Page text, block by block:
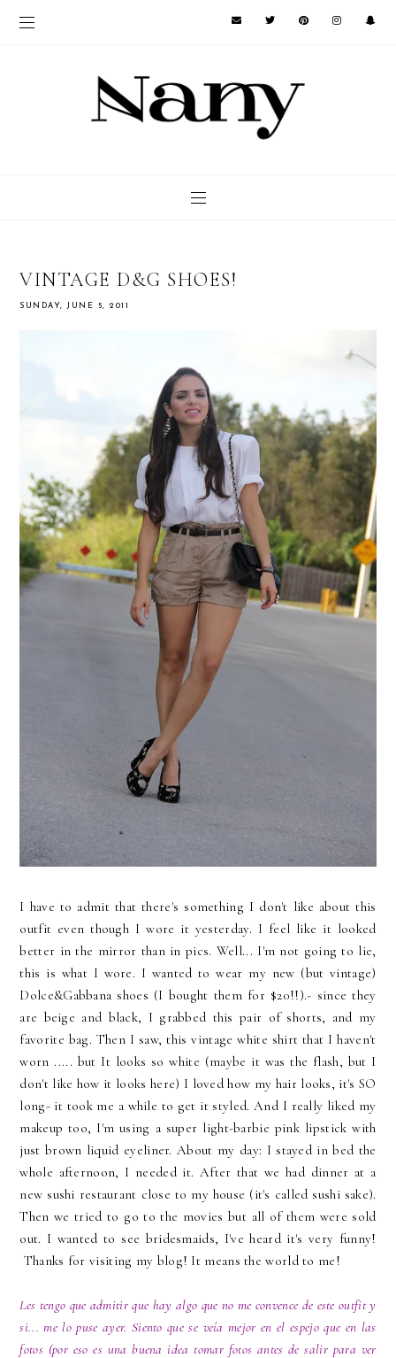
VINTAGE D&G SHOES!
SUNDAY, JUNE 5, 2011
I have to admit that there's something I don't like about this
outfit even though I wore it yesterday. I feel like it looked
better in the mirror than in pics. Well... I'm not going to lie,
this is what I wore. I wanted to wear my new (but vintage)
Dolce&Gabbana shoes (I bought them for $20!!).- since they
are beige and black, I grabbed this pair of shorts, and my
favorite bag. Then I saw, this vintage white shirt that I haven't
worn ..... but It looks so white (maybe it was the flash, but I
don't like how it looks here) I loved how my hair looks, it's SO
long- it took me a while to get it styled. And I really liked my
makeup too, I'm using a super light-barbie pink lipstick with
just brown liquid eyeliner. About my day: I stayed in bed the
whole afternoon, I needed it. After that we had dinner at a
new sushi restaurant close to my house (it's called sushi sake).
Then we tried to go to the movies but all of them were sold
out. I wanted to see bridesmaids, I've heard it's very funny!
Thanks for visiting my blog! It means the world to me!
Les tengo que admitir que hay algo que no me convence de este outfit y
si... me lo puse ayer. Siento que se veía mejor en el espejo que en las
fotos (por eso es una buena idea tomar fotos antes de salir para ver